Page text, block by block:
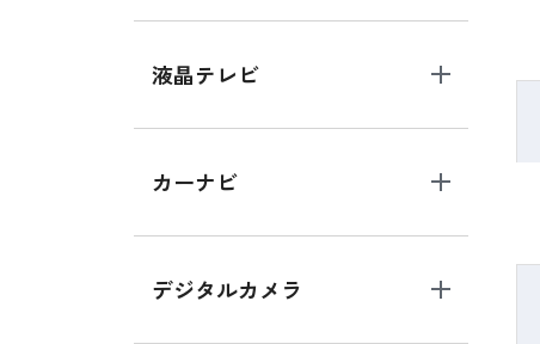
液晶テレビ
カーナビ
デジタルカメラ